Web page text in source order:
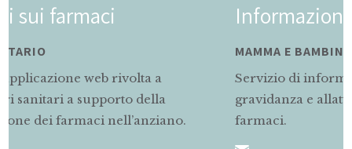
Informazioni sui farmaci
Servizio di informazioni rivolto alle mamme
gravidanza e allattamento sul corretto uso dei
farmaci.